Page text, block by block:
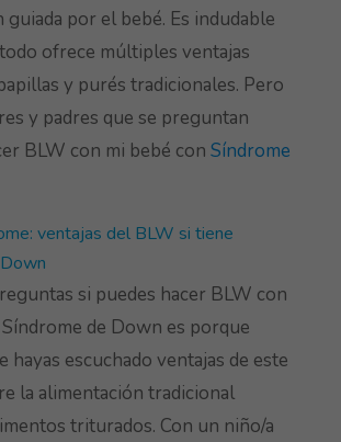
guiada por el bebé. Es indudable
ofrece múltiples ventajas
y purés tradicionales. Pero
y padres que se preguntan
BLW con mi bebé con Síndrome
ventajas del BLW si tiene
si puedes hacer BLW con
de Down es porque
hayas escuchado ventajas de este
la alimentación tradicional
triturados. Con un niño/a